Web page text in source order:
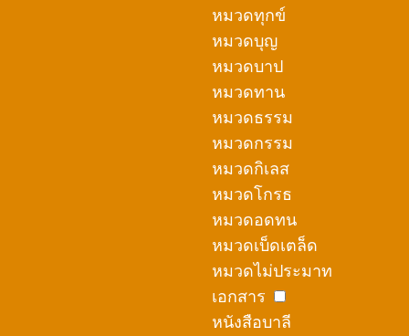
หมวดทุกข์
หมวดบุญ
หมวดบาป
หมวดทาน
หมวดธรรม
หมวดกรรม
หมวดกิเลส
หมวดโกรธ
หมวดอดทน
หมวดเบ็ดเตล็ด
หมวดไม่ประมาท
เอกสาร
หนังสือบาลี